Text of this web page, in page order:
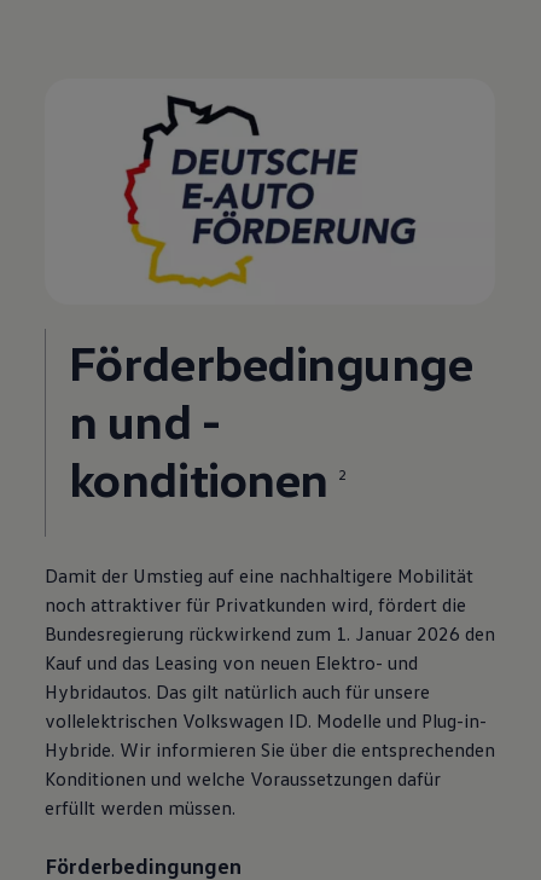
Förderbedingunge
n und -
konditionen
2
Damit der Umstieg auf eine nachhaltigere Mobilität
noch attraktiver für Privatkunden wird, fördert die
Bundesregierung rückwirkend zum 1. Januar 2026 den
Kauf und das Leasing von neuen Elektro- und
Hybridautos. Das gilt natürlich auch für unsere
vollelektrischen Volkswagen ID. Modelle und Plug-in-
Hybride. Wir informieren Sie über die entsprechenden
Konditionen und welche Voraussetzungen dafür
erfüllt werden müssen.
Förderbedingungen